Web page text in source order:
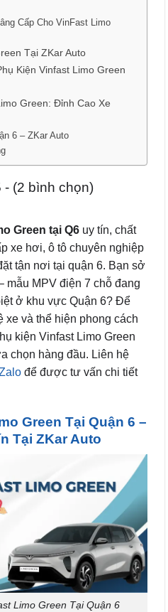
Cấp Cho VinFast Limo
Tại ZKar Auto
Kiện Vinfast Limo Green
Green: Đỉnh Cao Xe
6 – ZKar Auto
- (2 bình chọn)
Green tại Q6 uy tín, chất
xe hơi, ô tô chuyên nghiệp
tận nơi tại quận 6. Bạn sở
mẫu MPV điện 7 chỗ đang
ở khu vực Quận 6? Để
xe và thể hiện phong cách
kiện Vinfast Limo Green
chọn hàng đầu. Liên hệ
để được tư vấn chi tiết
Green Tại Quận 6 –
Tại ZKar Auto
Limo Green Tại Quận 6